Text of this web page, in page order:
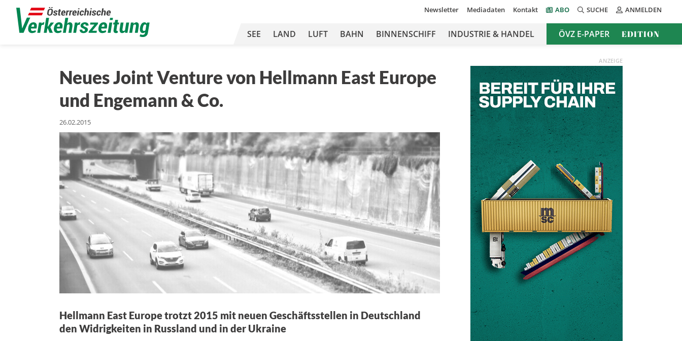
Newsletter Mediadaten Kontakt ABO SUCHE ANMELDEN
SEE LAND LUFT BAHN BINNENSCHIFF INDUSTRIE & HANDEL ÖVZ E-PAPER EDITION
Neues Joint Venture von Hellmann East Europe
und Engemann & Co.
26.02.2015
Hellmann East Europe trotzt 2015 mit neuen Geschäftsstellen in Deutschland
den Widrigkeiten in Russland und in der Ukraine
ANZEIGE